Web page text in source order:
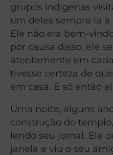
grupos indígenas
um deles sempre ia
Ele não era bem-
por causa disso, ele
atentamente em
tivesse certeza de
em casa. E só então
Uma noite, alguns
construção do
lendo seu jornal. Ele
janela e viu o seu